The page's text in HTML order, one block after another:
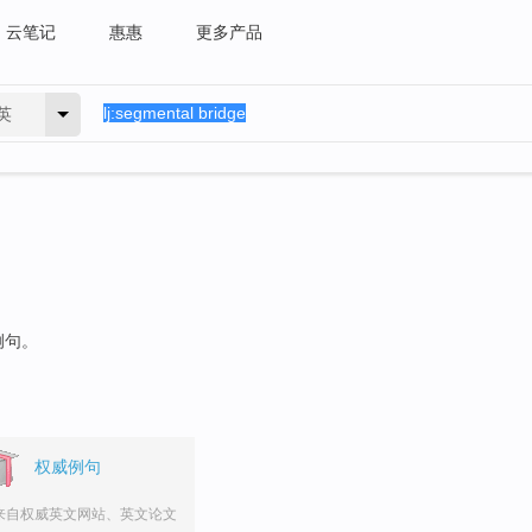
云笔记 惠惠 更多产品
。
权威例句
自权威英文网站、英文论文